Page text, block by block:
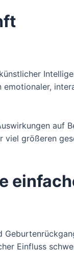
emotionaler,
auf
viel größeren
Einfluss